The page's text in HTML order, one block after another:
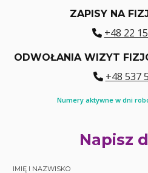
ZAPISY NA
+48 22
ODWOŁANIA WIZYT
+48 537
Numery aktywne w dni
Napisz